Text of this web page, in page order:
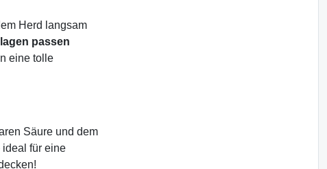
Herd langsam
passen
eine tolle
Säure und dem
ideal für eine